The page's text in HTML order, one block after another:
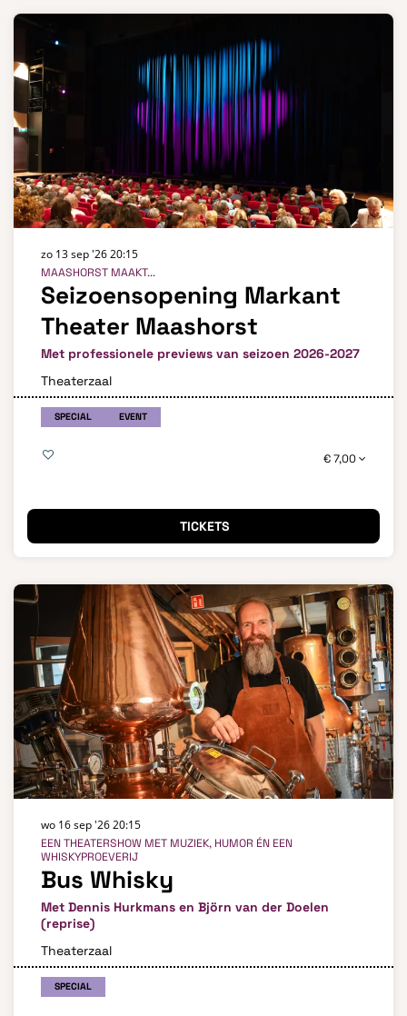
Seizoensopening Markant
Theater Maashorst
Met professionele previews van seizoen 2026-2027
MAASHORST MAAKT...
zo 13 sep '2620:15
Theaterzaal
SPECIAL EVENT
€ 7,00
TICKETS
Bus Whisky
Met Dennis Hurkmans en Björn van der Doelen
(reprise)
EEN THEATERSHOW MET MUZIEK, HUMOR ÉN EEN
WHISKYPROEVERIJ
wo 16 sep '2620:15
Theaterzaal
SPECIAL